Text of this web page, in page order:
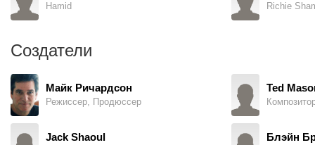
Hamid Richie
Создатели
Майк Ричардсон
Режиссер, Продюссер
Jack Shaoul
Ted
Блэйн